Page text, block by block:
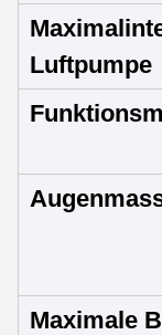
Luftpumpe
Maximale